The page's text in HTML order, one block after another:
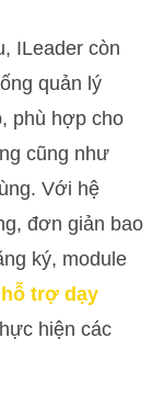
ILeader còn
quản lý
phù hợp cho
cũng như
Với hệ
đơn giản bao
ký, module
trợ dạy
hiện các